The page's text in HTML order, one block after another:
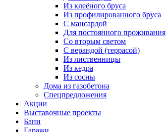
Из клеёного бруса
Из профилированного бруса
С мансардой
Для постоянного проживания
Со вторым светом
С верандой (террасой)
Из лиственницы
Из кедра
Из сосны
Дома из газобетона
Спецпредложения
Акции
Выставочные проекты
Бани
Гаражи